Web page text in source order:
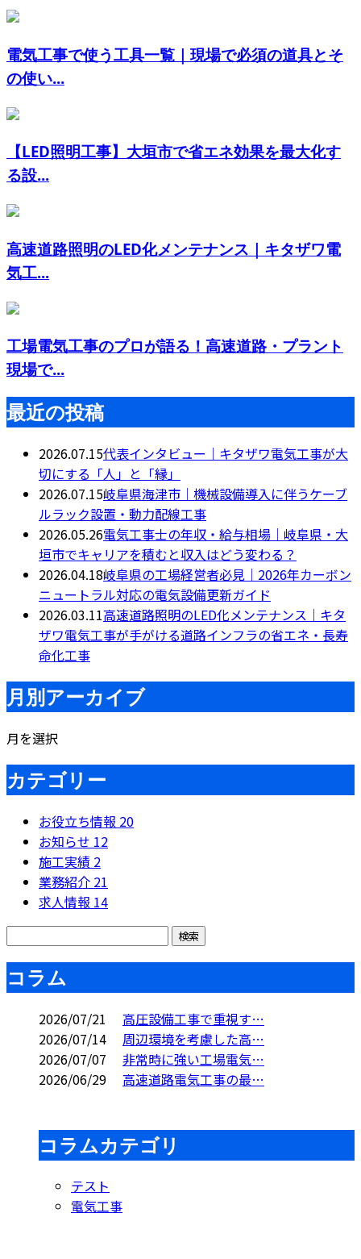
電気工事で使う工具一覧｜現場で必須の道具とそ
の使い...
【LED照明工事】大垣市で省エネ効果を最大化す
る設...
高速道路照明のLED化メンテナンス｜キタザワ電
気工...
工場電気工事のプロが語る！高速道路・プラント
現場で...
最近の投稿
2026.07.15代表インタビュー｜キタザワ電気工事が大
切にする「人」と「縁」
2026.07.15岐阜県海津市｜機械設備導入に伴うケーブ
ルラック設置・動力配線工事
2026.05.26電気工事士の年収・給与相場｜岐阜県・大
垣市でキャリアを積むと収入はどう変わる？
2026.04.18岐阜県の工場経営者必見｜2026年カーボン
ニュートラル対応の電気設備更新ガイド
2026.03.11高速道路照明のLED化メンテナンス｜キタ
ザワ電気工事が手がける道路インフラの省エネ・長寿
命化工事
月別アーカイブ
月を選択
カテゴリー
お役立ち情報 20
お知らせ 12
施工実績 2
業務紹介 21
求人情報 14
コラム
2026/07/21
高圧設備工事で重視す…
2026/07/14
周辺環境を考慮した高…
2026/07/07
非常時に強い工場電気…
2026/06/29
高速道路電気工事の最…
コラムカテゴリ
テスト
電気工事